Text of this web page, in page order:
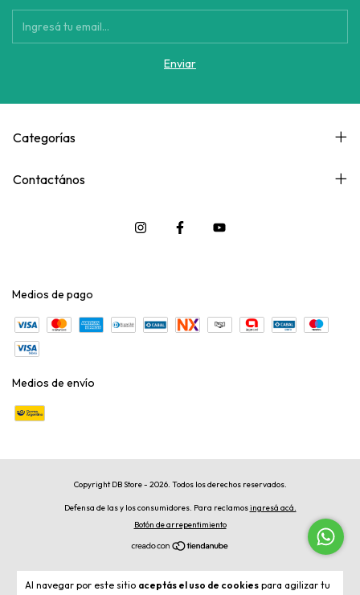
Al navegar por este sitio aceptás el uso de cookies para agilizar tu
Categorías
Contactános
Medios de pago
Medios de envío
Copyright DB Store - 2026. Todos los derechos reservados.
Defensa de las y los consumidores. Para reclamosingresá acá.
Botón de arrepentimiento